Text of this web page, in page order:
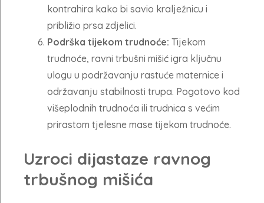
kontrahira kako bi savio kralježnicu i
približio prsa zdjelici.
Podrška tijekom trudnoće: Tijekom
trudnoće, ravni trbušni mišić igra ključnu
ulogu u podržavanju rastuće maternice i
održavanju stabilnosti trupa. Pogotovo kod
višeplodnih trudnoća ili trudnica s većim
prirastom tjelesne mase tijekom trudnoće.
Uzroci dijastaze ravnog
trbušnog mišića